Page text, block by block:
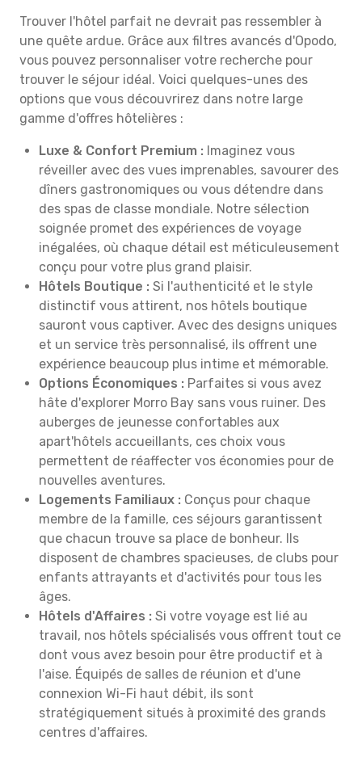
Trouver l'hôtel parfait ne devrait pas ressembler à
une quête ardue. Grâce aux filtres avancés d'Opodo,
vous pouvez personnaliser votre recherche pour
trouver le séjour idéal. Voici quelques-unes des
options que vous découvrirez dans notre large
gamme d'offres hôtelières :
Luxe & Confort Premium : Imaginez vous
réveiller avec des vues imprenables, savourer des
dîners gastronomiques ou vous détendre dans
des spas de classe mondiale. Notre sélection
soignée promet des expériences de voyage
inégalées, où chaque détail est méticuleusement
conçu pour votre plus grand plaisir.
Hôtels Boutique : Si l'authenticité et le style
distinctif vous attirent, nos hôtels boutique
sauront vous captiver. Avec des designs uniques
et un service très personnalisé, ils offrent une
expérience beaucoup plus intime et mémorable.
Options Économiques : Parfaites si vous avez
hâte d'explorer Morro Bay sans vous ruiner. Des
auberges de jeunesse confortables aux
apart'hôtels accueillants, ces choix vous
permettent de réaffecter vos économies pour de
nouvelles aventures.
Logements Familiaux : Conçus pour chaque
membre de la famille, ces séjours garantissent
que chacun trouve sa place de bonheur. Ils
disposent de chambres spacieuses, de clubs pour
enfants attrayants et d'activités pour tous les
âges.
Hôtels d'Affaires : Si votre voyage est lié au
travail, nos hôtels spécialisés vous offrent tout ce
dont vous avez besoin pour être productif et à
l'aise. Équipés de salles de réunion et d'une
connexion Wi-Fi haut débit, ils sont
stratégiquement situés à proximité des grands
centres d'affaires.